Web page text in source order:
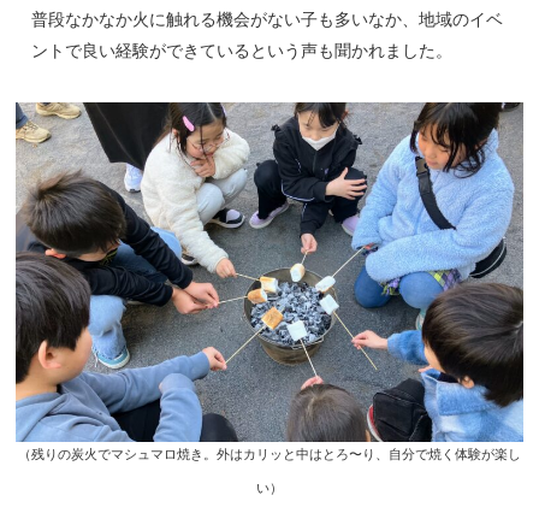
普段なかなか火に触れる機会がない子も多いなか、地域のイベ
ントで良い経験ができているという声も聞かれました。
（残りの炭火でマシュマロ焼き。外はカリッと中はとろ〜り、自分で焼く体験が楽し
い）